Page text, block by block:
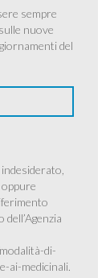
sempre
nuove
del
oppure
di-
ai-medicinali.